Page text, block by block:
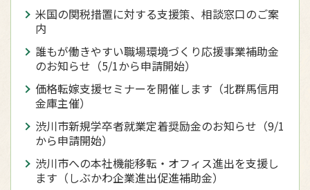
米国の関税措置に対する支援策、相談窓口のご案
内
誰もが働きやすい職場環境づくり応援事業補助金
のお知らせ（5/1から申請開始）
価格転嫁支援セミナーを開催します（北群馬信用
金庫主催）
渋川市新規学卒者就業定着奨励金のお知らせ（9/1
から申請開始）
渋川市への本社機能移転・オフィス進出を支援し
ます（しぶかわ企業進出促進補助金）